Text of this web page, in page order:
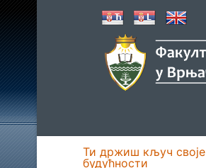
Ти држиш кључ своје
будућности